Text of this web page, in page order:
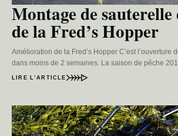
Montage de
de la Fred’s Hopper
Amélioration de la Fred’s Hopper C’est l’ouverture
dans moins de 2 semaines. La saison de pêche
LIRE L’ARTICLE